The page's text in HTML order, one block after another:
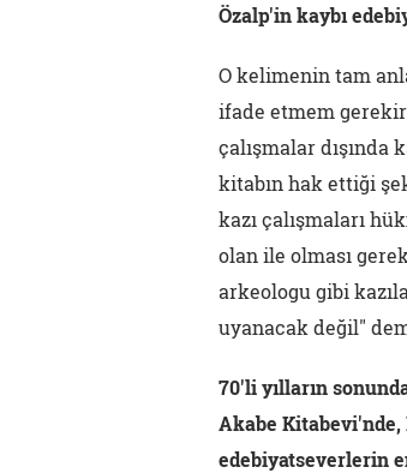
Özalp'in kaybı
O kelimenin tam
ifade etmem
çalışmalar dışında
kitabın hak ettiği
kazı çalışmaları
olan ile olması
arkeologu gibi
uyanacak değil"
70'li yılların
Akabe Kitabevi'nde,
edebiyatseverlerin